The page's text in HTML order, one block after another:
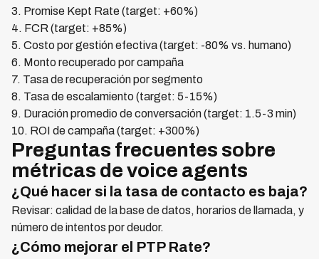
3. Promise Kept Rate (target: +60%)
4. FCR (target: +85%)
5. Costo por gestión efectiva (target: -80% vs. humano)
6. Monto recuperado por campaña
7. Tasa de recuperación por segmento
8. Tasa de escalamiento (target: 5-15%)
9. Duración promedio de conversación (target: 1.5-3 min)
10. ROI de campaña (target: +300%)
Preguntas frecuentes sobre
métricas de voice agents
¿Qué hacer si la tasa de contacto es baja?
Revisar: calidad de la base de datos, horarios de llamada, y
número de intentos por deudor.
¿Cómo mejorar el PTP Rate?